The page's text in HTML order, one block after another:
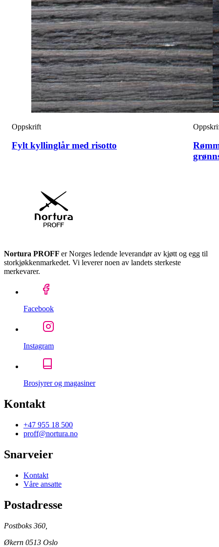
Oppskrift
Fylt kyllinglår med risotto
Nortura PROFF er Norges ledende leverandør av kjøtt og egg til
storkjøkkenmarkedet. Vi leverer noen av landets sterkeste
merkevarer.
Facebook
Instagram
Brosjyrer og magasiner
Kontakt
+47 955 18 500
proff@nortura.no
Snarveier
Kontakt
Våre ansatte
Postadresse
Postboks 360,
Økern 0513 Oslo